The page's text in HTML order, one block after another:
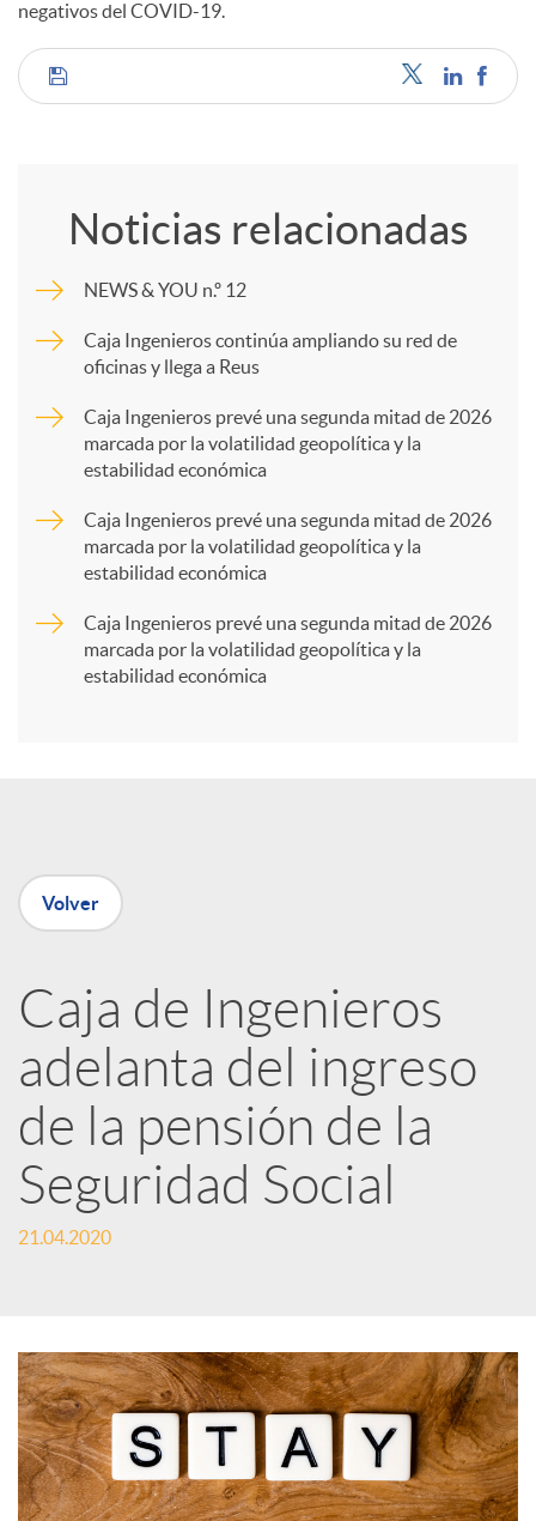
s
negativos del COVID-19.
C
m
p
a
n
e
d
e
s
S
o
c
Noticias relacionadas
NEWS & YOU n.º 12
Caja Ingenieros continúa ampliando su red de
oficinas y llega a Reus
Caja Ingenieros prevé una segunda mitad de 2026
marcada por la volatilidad geopolítica y la
estabilidad económica
Caja Ingenieros prevé una segunda mitad de 2026
marcada por la volatilidad geopolítica y la
estabilidad económica
Caja Ingenieros prevé una segunda mitad de 2026
marcada por la volatilidad geopolítica y la
estabilidad económica
Volver
Caja de Ingenieros
adelanta del ingreso
de la pensión de la
Seguridad Social
21.04.2020